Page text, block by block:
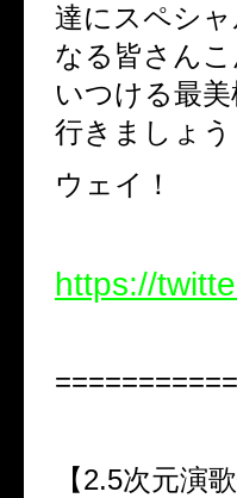
達にスペシ
なる皆さん
いつける最
行きましょう
ウェイ！
https://
【2.5次元演